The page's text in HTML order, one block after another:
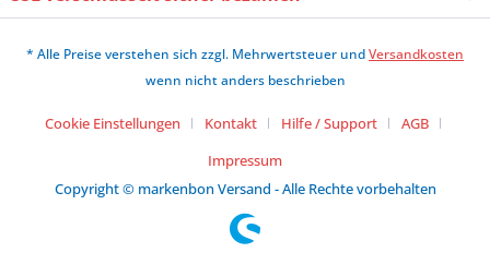
* Alle Preise verstehen sich zzgl. Mehrwertsteuer undVersandkosten
wenn nicht anders beschrieben
Cookie Einstellungen Kontakt Hilfe / Support
AGB
Impressum
Copyright © markenbon Versand - Alle Rechte vorbehalten